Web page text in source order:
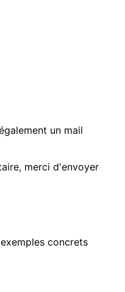
un mail
merci d'envoyer
concrets